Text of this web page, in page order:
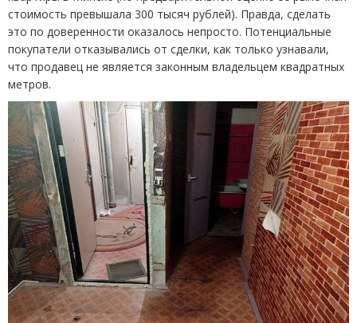
стоимость превышала 300 тысяч рублей). Правда, сделать
это по доверенности оказалось непросто. Потенциальные
покупатели отказывались от сделки, как только узнавали,
что продавец не является законным владельцем квадратных
метров.